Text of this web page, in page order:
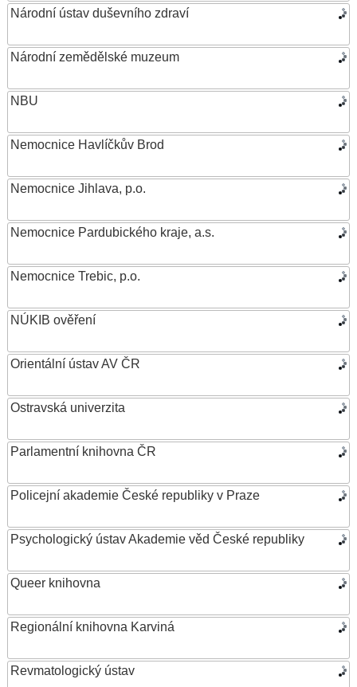
Národní ústav duševního zdraví
Národní zemědělské muzeum
NBU
Nemocnice Havlíčkův Brod
Nemocnice Jihlava, p.o.
Nemocnice Pardubického kraje, a.s.
Nemocnice Trebic, p.o.
NÚKIB ověření
Orientální ústav AV ČR
Ostravská univerzita
Parlamentní knihovna ČR
Policejní akademie České republiky v Praze
Psychologický ústav Akademie věd České republiky
Queer knihovna
Regionální knihovna Karviná
Revmatologický ústav